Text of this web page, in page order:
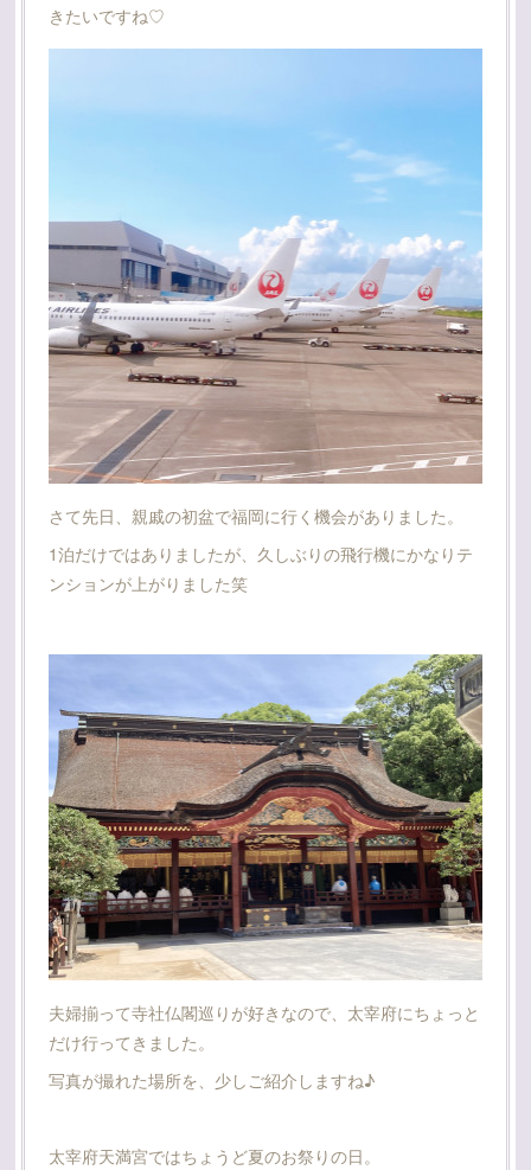
きたいですね♡
さて先日、親戚の初盆で福岡に行く機会がありました。
1泊だけではありましたが、久しぶりの飛行機にかなりテ
ンションが上がりました笑
夫婦揃って寺社仏閣巡りが好きなので、太宰府にちょっと
だけ行ってきました。
写真が撮れた場所を、少しご紹介しますね♪
太宰府天満宮ではちょうど夏のお祭りの日。